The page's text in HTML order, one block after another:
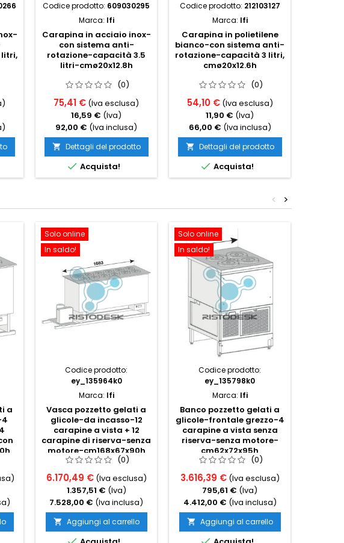
Codice prodotto: 609030295
Marca: Ifi
Carapina in acciaio inox-
con sistema anti-
rotazione-capacità 3.5
litri-cmø20x12.8h
(0)
75,41 € (Iva esclusa)
16,59 € (Iva)
92,00 € (Iva inclusa)
 Dettagli del prodotto
 Acquista!
Codice prodotto: 212103127
Marca: Ifi
Carapina in polietilene
bianco-con sistema anti-
rotazione-capacità 3 litri,
cmø20x12.6h
(0)
54,10 € (Iva esclusa)
11,90 € (Iva)
66,00 € (Iva inclusa)
 Dettagli del prodotto
 Acquista!
>
<
a
Solo online
In saldo!
Codice prodotto:
ey_135964k0
Marca: Ifi
Vasca pozzetto gelati a
glicole-da incasso-12
carapine a vista + 12
carapine di riserva-senza
motore-cm168x67x90h
(0)
6.170,49 € (Iva esclusa)
1.357,51 € (Iva)
7.528,00 € (Iva inclusa)
 Aggiungi al carrello
Solo online
In saldo!
Codice prodotto:
ey_135798k0
Marca: Ifi
Banco pozzetto gelati a
glicole-frontale grezzo-4
carapine a vista senza
riserva-senza motore-
cm62x72x95h
(0)
3.616,39 € (Iva esclusa)
795,61 € (Iva)
4.412,00 € (Iva inclusa)
 Aggiungi al carrello